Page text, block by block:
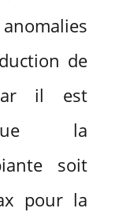
de
car il est
la
soit
pour la